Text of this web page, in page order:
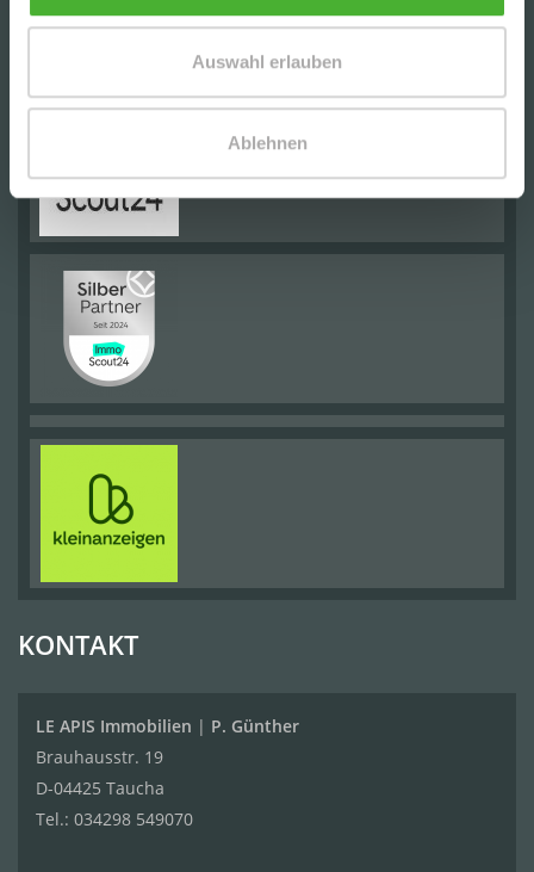
Auswahl erlauben
Ablehnen
KONTAKT
LE APIS Immobilien | P. Günther
Brauhausstr. 19
D-04425 Taucha
Tel.: 034298 549070